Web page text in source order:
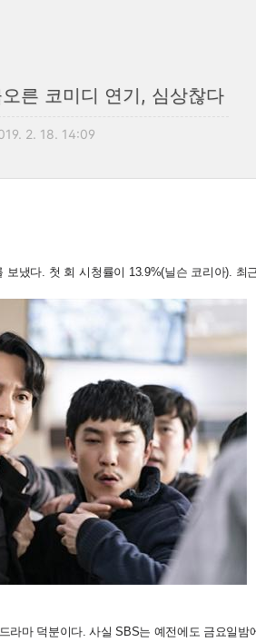
른 코미디 연기, 심상찮다
2. 18. 14:09
냈다. 첫 회 시청률이 13.9%(닐슨 코리아). 최
마 덕분이다. 사실 SBS는 예전에도 금요일밤